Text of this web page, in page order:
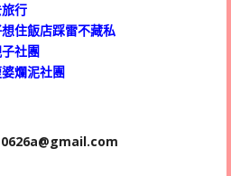
行
住飯店踩雷不藏私
社團
爛泥社團